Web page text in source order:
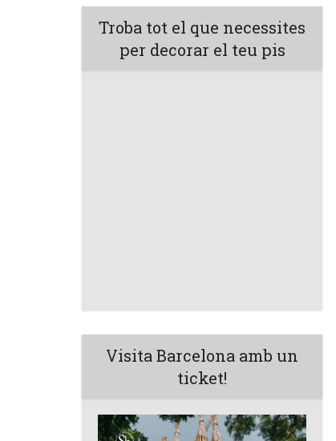
Troba tot el que necessites
per decorar el teu pis
Visita Barcelona amb un
ticket!